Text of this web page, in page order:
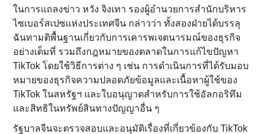
ในการแถลงข่าว หวัง จิงเทา รองผู้อำนวยการสำนักบริหาร
ไซเบอร์สเปซแห่งประเทศจีน กล่าวว่า ทั้งสองฝ่ายได้บรรลุ
ฉันทามติพื้นฐานเกี่ยวกับการเคารพเจตนารมณ์ของธุรกิจ
อย่างเต็มที่ รวมถึงกฎหมายของตลาดในการแก้ไขปัญหา
TikTok โดยใช้วิธีการต่าง ๆ เช่น การดำเนินการที่ได้รับมอบ
หมายของธุรกิจความปลอดภัยข้อมูลและเนื้อหาผู้ใช้ของ
TikTok ในสหรัฐฯ และใบอนุญาตสำหรับการใช้อัลกอริทึม
และสิทธิในทรัพย์สินทางปัญญาอื่น ๆ
รัฐบาลจีนจะตรวจสอบและอนุมัติเรื่องที่เกี่ยวข้องกับ TikTok